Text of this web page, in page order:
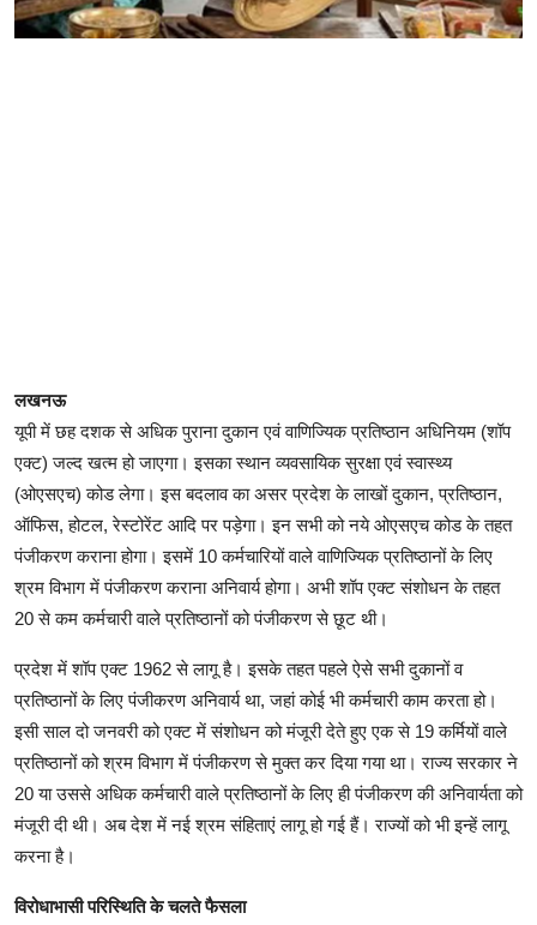
लखनऊ
यूपी में छह दशक से अधिक पुराना दुकान एवं वाणिज्यिक प्रतिष्ठान अधिनियम (शॉप
एक्ट) जल्द खत्म हो जाएगा। इसका स्थान व्यवसायिक सुरक्षा एवं स्वास्थ्य
(ओएसएच) कोड लेगा। इस बदलाव का असर प्रदेश के लाखों दुकान, प्रतिष्ठान,
ऑफिस, होटल, रेस्टोरेंट आदि पर पड़ेगा। इन सभी को नये ओएसएच कोड के तहत
पंजीकरण कराना होगा। इसमें 10 कर्मचारियों वाले वाणिज्यिक प्रतिष्ठानों के लिए
श्रम विभाग में पंजीकरण कराना अनिवार्य होगा। अभी शॉप एक्ट संशोधन के तहत
20 से कम कर्मचारी वाले प्रतिष्ठानों को पंजीकरण से छूट थी।
प्रदेश में शॉप एक्ट 1962 से लागू है। इसके तहत पहले ऐसे सभी दुकानों व
प्रतिष्ठानों के लिए पंजीकरण अनिवार्य था, जहां कोई भी कर्मचारी काम करता हो।
इसी साल दो जनवरी को एक्ट में संशोधन को मंजूरी देते हुए एक से 19 कर्मियों वाले
प्रतिष्ठानों को श्रम विभाग में पंजीकरण से मुक्त कर दिया गया था। राज्य सरकार ने
20 या उससे अधिक कर्मचारी वाले प्रतिष्ठानों के लिए ही पंजीकरण की अनिवार्यता को
मंजूरी दी थी। अब देश में नई श्रम संहिताएं लागू हो गई हैं। राज्यों को भी इन्हें लागू
करना है।
विरोधाभासी परिस्थिति के चलते फैसला